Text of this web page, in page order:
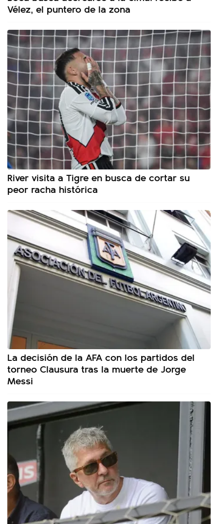
Vélez, el puntero de la zona
River visita a Tigre en busca de cortar su
peor racha histórica
La decisión de la AFA con los partidos del
torneo Clausura tras la muerte de Jorge
Messi